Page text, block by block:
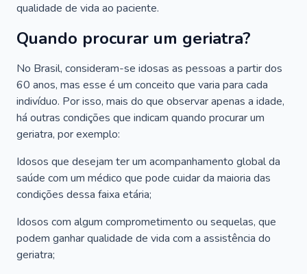
qualidade de vida ao paciente.
Quando procurar um geriatra?
No Brasil, consideram-se idosas as pessoas a partir dos
60 anos, mas esse é um conceito que varia para cada
indivíduo. Por isso, mais do que observar apenas a idade,
há outras condições que indicam quando procurar um
geriatra, por exemplo:
Idosos que desejam ter um acompanhamento global da
saúde com um médico que pode cuidar da maioria das
condições dessa faixa etária;
Idosos com algum comprometimento ou sequelas, que
podem ganhar qualidade de vida com a assistência do
geriatra;